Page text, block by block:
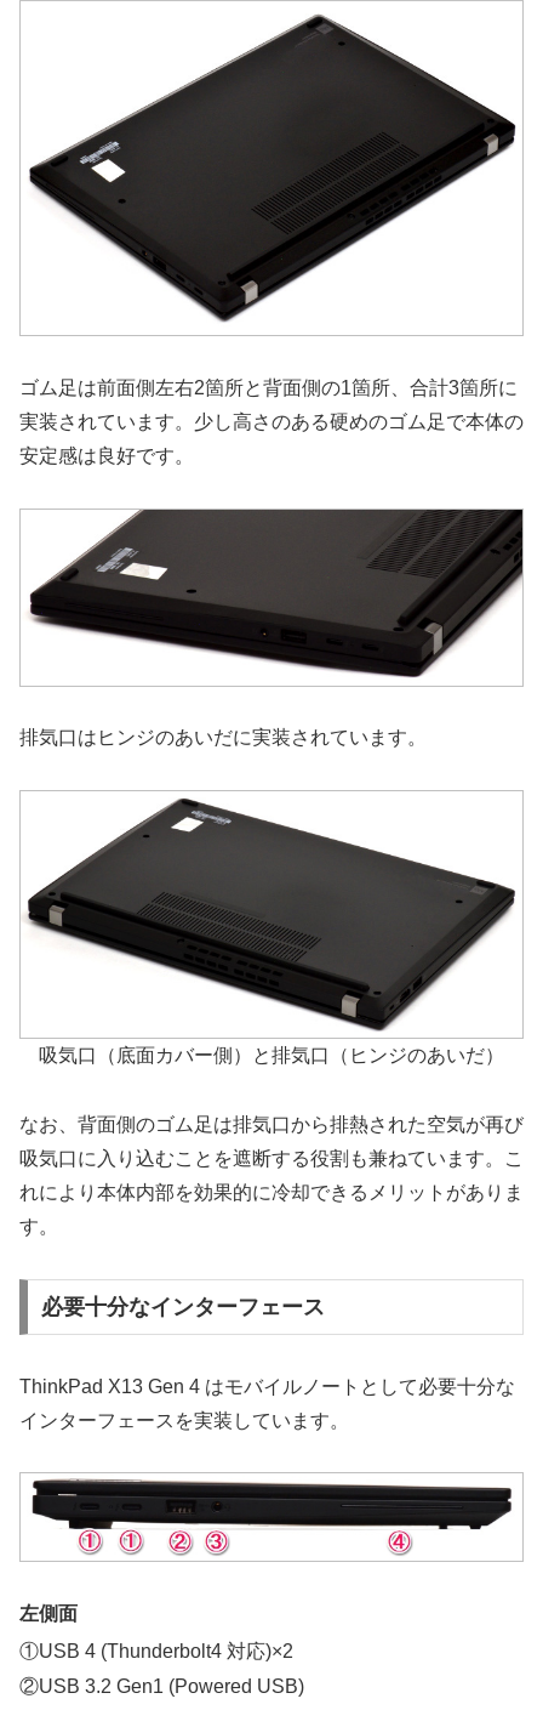
ゴム足は前面側左右2箇所と背面側の1箇所、合計3箇所に
実装されています。少し高さのある硬めのゴム足で本体の
安定感は良好です。
排気口はヒンジのあいだに実装されています。
吸気口（底面カバー側）と排気口（ヒンジのあいだ）
なお、背面側のゴム足は排気口から排熱された空気が再び
吸気口に入り込むことを遮断する役割も兼ねています。こ
れにより本体内部を効果的に冷却できるメリットがありま
す。
必要十分なインターフェース
ThinkPad X13 Gen 4 はモバイルノートとして必要十分な
インターフェースを実装しています。
左側面
①USB 4 (Thunderbolt4 対応)×2
②USB 3.2 Gen1 (Powered USB)